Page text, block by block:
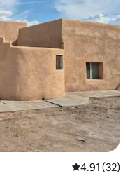
平均评分
4.91 (32)